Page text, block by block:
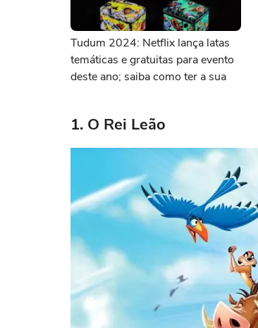
Tudum 2024: Netflix lança latas
temáticas e gratuitas para evento
deste ano; saiba como ter a sua
1. O Rei Leão